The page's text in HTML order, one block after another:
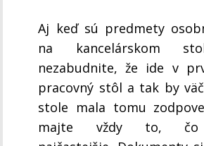
Aj keď sú predmety
na kancelárskom
nezabudnite, že ide v
pracovný stôl a tak by
stole mala tomu
majte vždy to, čo